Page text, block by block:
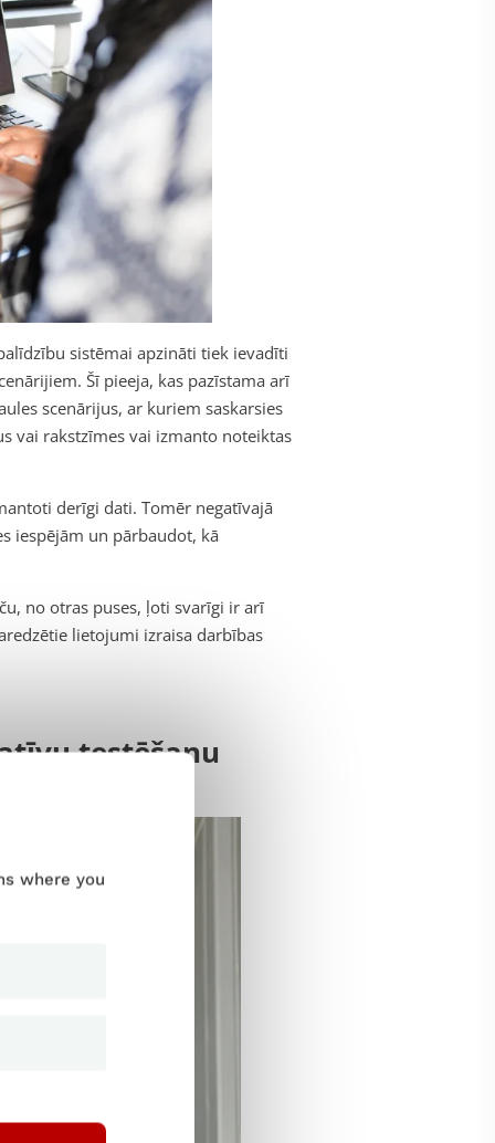
sistēmai apzināti tiek ievadīti
Šī pieeja, kas pazīstama arī
scenārijus, ar kuriem saskarsies
vai rakstzīmes vai izmanto noteiktas
derīgi dati. Tomēr negatīvajā
iespējām un pārbaudot, kā
no otras puses, ļoti svarīgi ir arī
lietojumi izraisa darbības
testēšanu
where you